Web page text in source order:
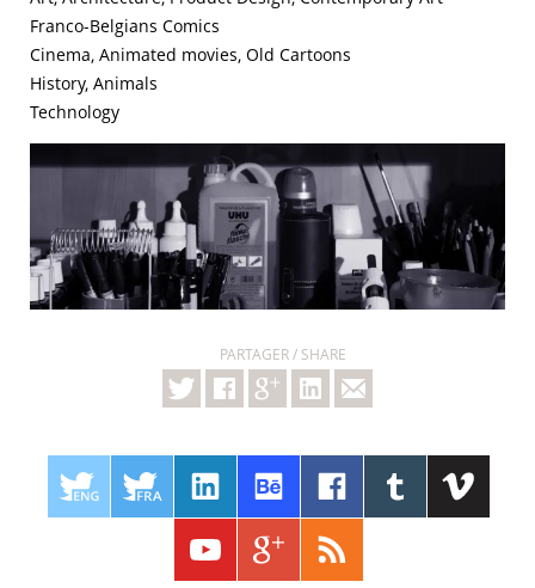
Franco-Belgians Comics
Cinema, Animated movies, Old Cartoons
History, Animals
Technology
PARTAGER / SHARE